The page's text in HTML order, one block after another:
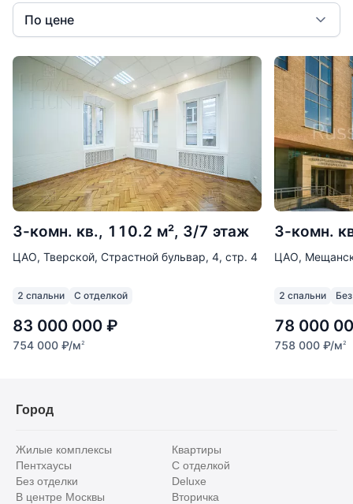
По цене
3-комн. кв., 110.2 м², 3/7 этаж
ЦАО, Тверской, Страстной бульвар, 4, стр. 4
2 спальни С отделкой
83 000 000 ₽
754 000 ₽/м2
3-комн.
ЦАО,
2 спальни
78 000
758 000 ₽/м2
Город
Жилые комплексы
Квартиры
Пентхаусы
С отделкой
Без отделки
Deluxe
В центре Москвы
Вторичка